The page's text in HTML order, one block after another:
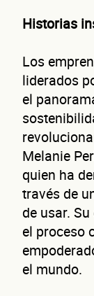
Historias
Los
liderados
el
Melanie
quien ha
través de
de usar.
el proceso
el mundo.